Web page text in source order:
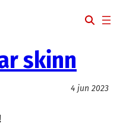
skinn
4 jun 2023